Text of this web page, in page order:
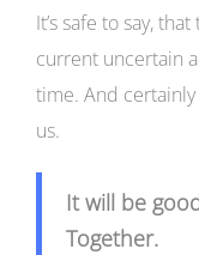
It’s safe to say,
current uncertain
time. And
us.
It will be
Together.